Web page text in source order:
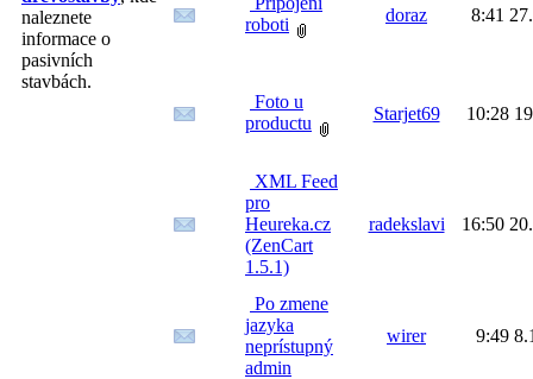
naleznete
informace o
pasivních
stavbách.
roboti
doraz 8:41
Foto u
productu
Starjet69 10:28
XML Feed
pro
Heureka.cz
(ZenCart
1.5.1)
radekslavi 16:50
Po zmene
jazyka
neprístupný
admin
wirer 9:49